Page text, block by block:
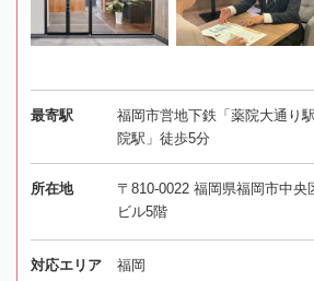
最寄駅
福岡市営地下鉄「薬院大通り
院駅」徒歩5分
所在地
〒810-0022 福岡県福岡市中央
ビル5階
対応エリア 福岡